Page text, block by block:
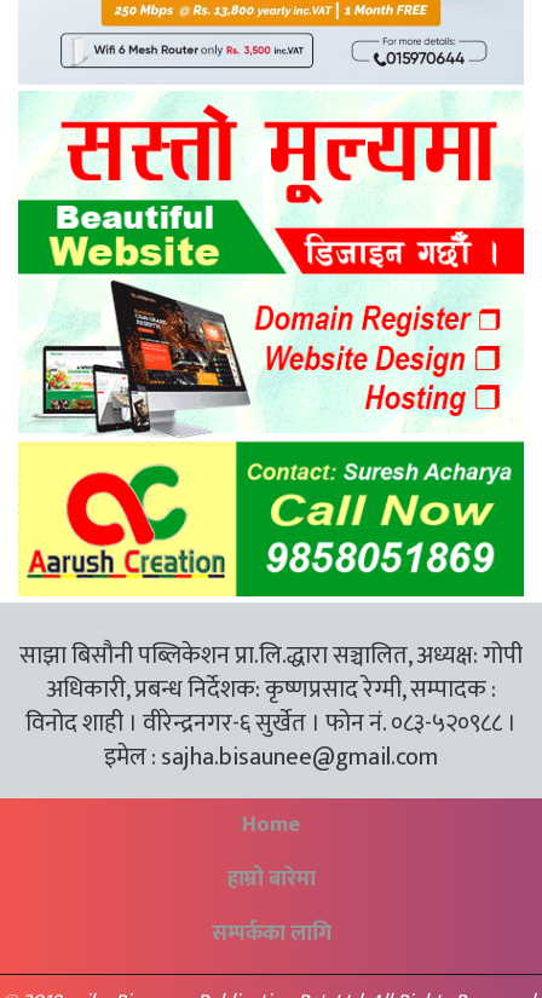
साझा बिसौनी पब्लिकेशन प्रा.लि.द्धारा सञ्चालित, अध्यक्ष: गोपी
अधिकारी, प्रबन्ध निर्देशक: कृष्णप्रसाद रेग्मी, सम्पादक :
विनोद शाही । वीरेन्द्रनगर-६ सुर्खेत । फोन नं. ०८३-५२०९८८ ।
इमेल :sajha.bisaunee@gmail.com
Home
हाम्रो बारेमा
सम्पर्कका लागि